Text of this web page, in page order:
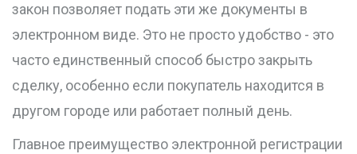
закон позволяет подать эти же документы в
электронном виде. Это не просто удобство - это
часто единственный способ быстро закрыть
сделку, особенно если покупатель находится в
другом городе или работает полный день.
Главное преимущество электронной регистрации